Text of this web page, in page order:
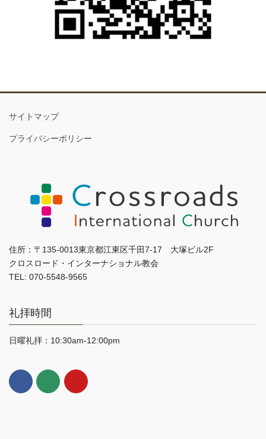
サイトマップ
プライバシーポリシー
住所：〒135-0013東京都江東区千田7-17 大塚ビル2F
クロスロード・インターナショナル教会
TEL: 070-5548-9565
礼拝時間
日曜礼拝：10:30am-12:00pm